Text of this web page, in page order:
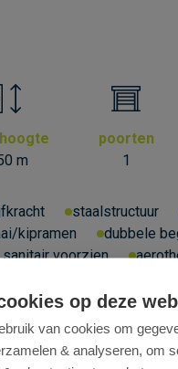
m
poorten
1
staalstructuur
kipramen dubbele
voorzien
op deze
van cookies om
& analyseren, om